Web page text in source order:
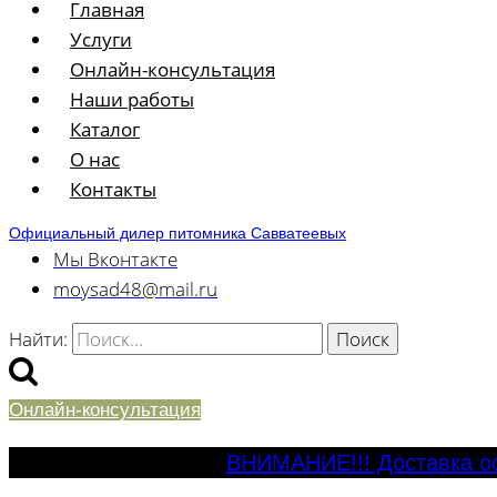
Главная
Услуги
Онлайн-консультация
Наши работы
Каталог
О нас
Контакты
Официальный дилер питомника Савватеевых
Мы Вконтакте
moysad48@mail.ru
Найти:
Онлайн-консультация
ВНИМАНИЕ!!! Доставка